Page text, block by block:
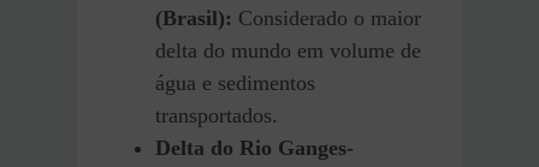
(Brasil): Considerado o maior
delta do mundo em volume de
água e sedimentos
transportados.
Delta do Rio Ganges-